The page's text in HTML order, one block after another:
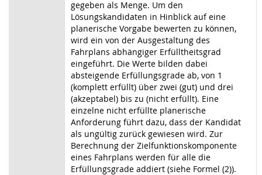
gegeben als Menge. Um den
Lösungskandidaten in Hinblick auf eine
planerische Vorgabe bewerten zu können,
wird ein von der Ausgestaltung des
Fahrplans abhängiger Erfülltheitsgrad
eingeführt. Die Werte bilden dabei
absteigende Erfüllungsgrade ab, von 1
(komplett erfüllt) über zwei (gut) und drei
(akzeptabel) bis zu (nicht erfüllt). Eine
einzelne nicht erfüllte planerische
Anforderung führt dazu, dass der Kandidat
als ungültig zurück gewiesen wird. Zur
Berechnung der Zielfunktionskomponente
eines Fahrplans werden für alle die
Erfüllungsgrade addiert (siehe Formel (2)).